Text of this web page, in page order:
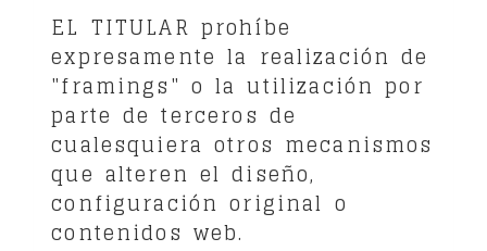
EL TITULAR prohíbe
expresamente la realización de
"framings" o la utilización por
parte de terceros de
cualesquiera otros mecanismos
que alteren el diseño,
configuración original o
contenidos web.